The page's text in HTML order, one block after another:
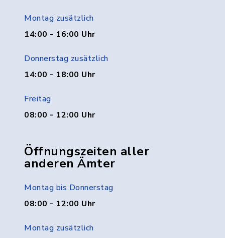
Montag zusätzlich
14:00 - 16:00 Uhr
Donnerstag zusätzlich
14:00 - 18:00 Uhr
Freitag
08:00 - 12:00 Uhr
Öffnungszeiten aller
anderen Ämter
Montag bis Donnerstag
08:00 - 12:00 Uhr
Montag zusätzlich